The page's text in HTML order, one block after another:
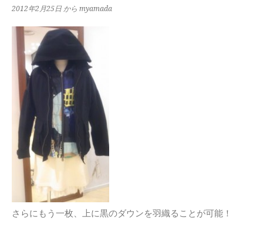
2012年2月25日 から myamada
さらにもう一枚、上に黒のダウンを羽織ることが可能！